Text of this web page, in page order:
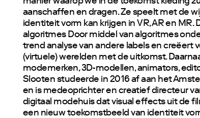
aanschaffen en dragen. Ze speelt met de
identiteit vorm kan krijgen in VR, AR en MR.
algoritmes Door middel van algoritmes
trend analyse van andere labels en creëert
(virtuele) werelden met de uitkomst.
modemerken, 3D-modellen, animators,
Slooten studeerde in 2016 af aan het
en is medeoprichter en creatief directeur
digitaal modehuis dat visual effects uit de
een nieuw toekomstbeeld van identiteit